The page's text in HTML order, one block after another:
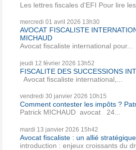
Les lettres fiscales d'EFI Pour lire
mercredi 01 avril 2026 13h30
AVOCAT FISCALISTE
MICHAUD
Avocat fiscaliste international pour...
jeudi 12 février 2026 13h52
FISCALITE DES SUCCESSIONS
Avocat fiscaliste international,...
vendredi 30 janvier 2026 10h15
Comment contester les impôts ?
Patrick MICHAUD avocat 24...
mardi 13 janvier 2026 15h42
Avocat fiscaliste : un allié stratégique
introduction : enjeux croissants du